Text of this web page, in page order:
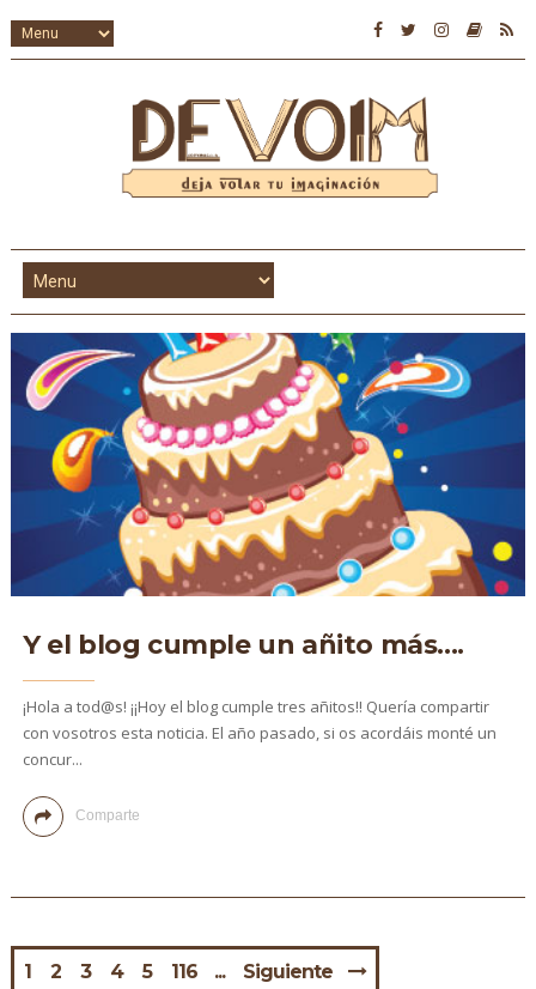
Y el blog cumple un añito más....
¡Hola a tod@s! ¡¡Hoy el blog cumple tres añitos!! Quería compartir
con vosotros esta noticia. El año pasado, si os acordáis monté un
concur...
Comparte
1 2 3 4 5 116 Siguiente